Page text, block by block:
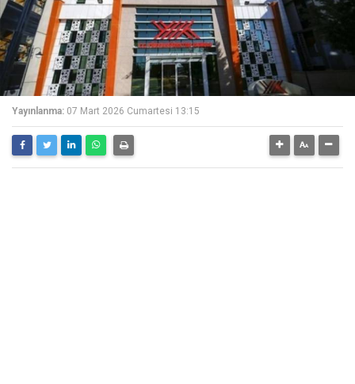
Yayınlanma: 07 Mart 2026 Cumartesi 13:15